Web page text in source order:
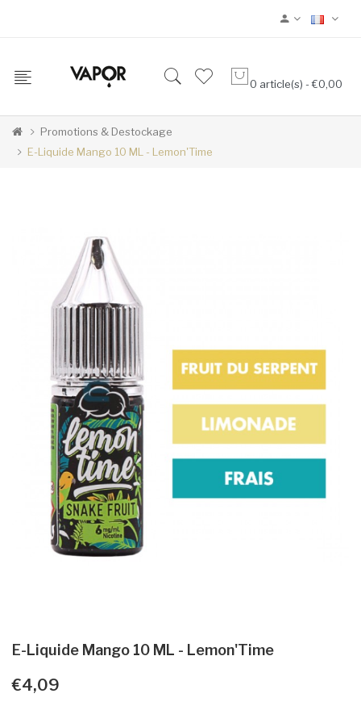
0 article(s) - €0,00
Promotions & Destockage
E-Liquide Mango 10 ML - Lemon'Time
E-Liquide Mango 10 ML - Lemon'Time
€4,09